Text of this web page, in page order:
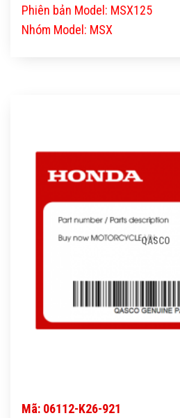
Phiên bản Model: MSX125
Nhóm Model: MSX
QASCO
Mã: 06112-K26-921